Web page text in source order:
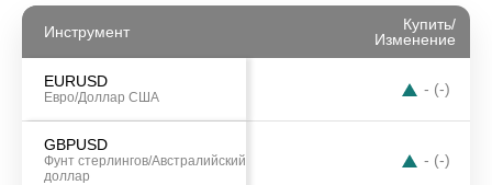
Инструмент Купить/
Изменение
EURUSD
Евро/Доллар США - (-)
GBPUSD
Фунт стерлингов/Австралийский
доллар
- (-)